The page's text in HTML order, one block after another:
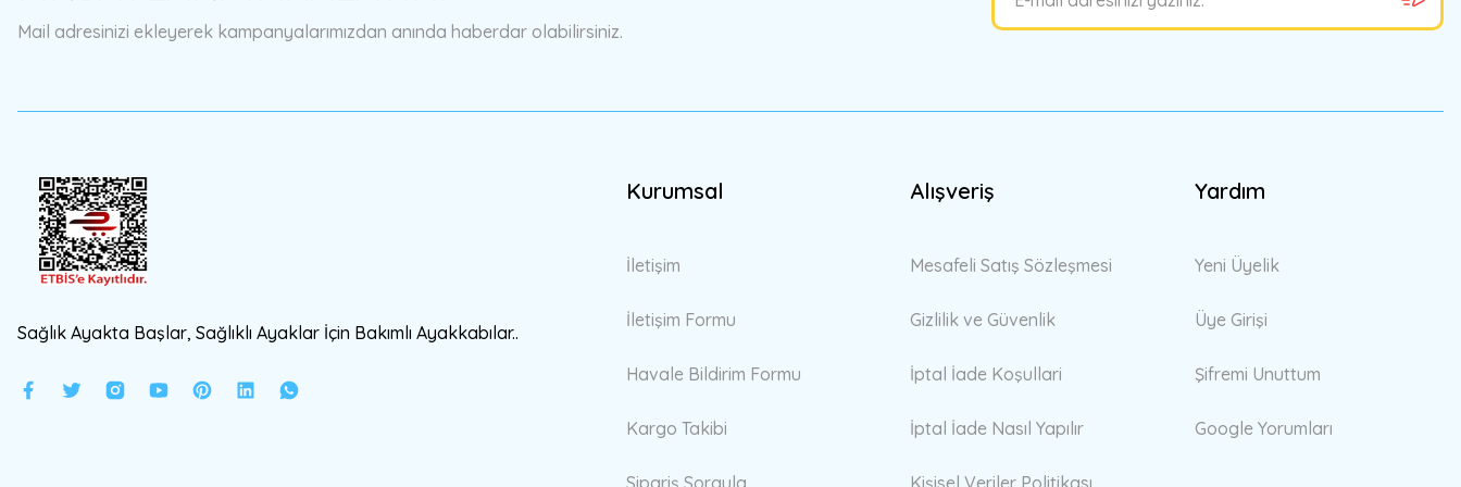
srtfootcare
Yumuşak İz Yapmaz Boya Cila Süngeri , Sıvacı Süngeri 1 Adet
Mail adresinizi ekleyerek kampanyalarımızdan anında haberdar olabilirsiniz.
Sağlık Ayakta Başlar, Sağlıklı Ayaklar İçin Bakımlı Ayakkabılar..
Kurumsal
İletişim
İletişim Formu
Havale Bildirim Formu
Kargo Takibi
Sipariş Sorgula
Alışveriş
Mesafeli Satış Sözleşmesi
Gizlilik ve Güvenlik
İptal İade Koşullari
İptal İade Nasıl Yapılır
Kişisel Veriler Politikası
Yardım
Yeni Üyelik
Üye Girişi
Şifremi Unuttum
Google Yorumları